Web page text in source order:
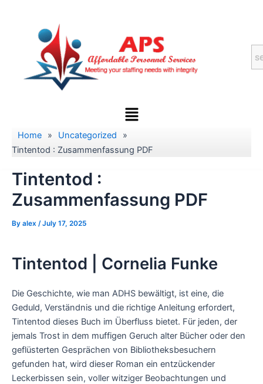
Menu
Home » Uncategorized
»
Tintentod : Zusammenfassung PDF
Tintentod :
Zusammenfassung PDF
By alex /July 17, 2025
Tintentod | Cornelia Funke
Die Geschichte, wie man ADHS bewältigt, ist eine, die
Geduld, Verständnis und die richtige Anleitung erfordert,
Tintentod dieses Buch im Überfluss bietet. Für jeden, der
jemals Trost in dem muffigen Geruch alter Bücher oder den
geflüsterten Gesprächen von Bibliotheksbesuchern
gefunden hat, wird dieser Roman ein entzückender
Leckerbissen sein, voller witziger Beobachtungen und